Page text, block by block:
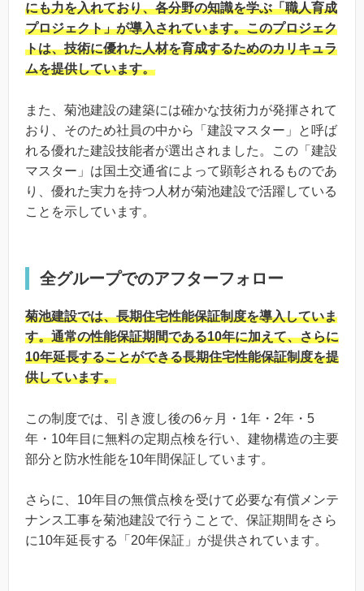
にも力を入れており、各分野の知識を学ぶ「職人育成
プロジェクト」が導入されています。このプロジェク
トは、技術に優れた人材を育成するためのカリキュラ
ムを提供しています。
また、菊池建設の建築には確かな技術力が発揮されて
おり、そのため社員の中から「建設マスター」と呼ば
れる優れた建設技能者が選出されました。この「建設
マスター」は国土交通省によって顕彰されるものであ
り、優れた実力を持つ人材が菊池建設で活躍している
ことを示しています。
全グループでのアフターフォロー
菊池建設では、長期住宅性能保証制度を導入していま
す。通常の性能保証期間である10年に加えて、さらに
10年延長することができる長期住宅性能保証制度を提
供しています。
この制度では、引き渡し後の6ヶ月・1年・2年・5
年・10年目に無料の定期点検を行い、建物構造の主要
部分と防水性能を10年間保証しています。
さらに、10年目の無償点検を受けて必要な有償メンテ
ナンス工事を菊池建設で行うことで、保証期間をさら
に10年延長する「20年保証」が提供されています。